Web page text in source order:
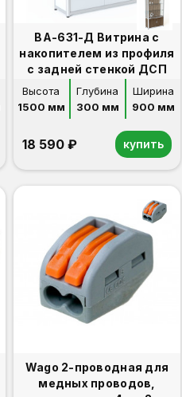
ВА-631-Д Витрина с
накопителем из профиля
с задней стенкой ДСП
Высота
1500 мм
Глубина
300 мм
Ширина
900 мм
18 590 ₽ купить
Wago 2-проводная для
медных проводов,